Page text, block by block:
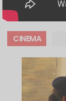
CINEMA